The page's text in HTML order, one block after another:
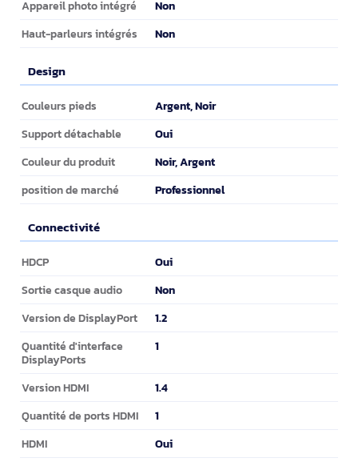
Appareil photo intégré Non
Haut-parleurs intégrés Non
Design
Design
Couleurs pieds Argent, Noir
Support détachable Oui
Couleur du produit Noir, Argent
position de marché Professionnel
Connectivité
Connectivité
HDCP Oui
Sortie casque audio Non
Version de DisplayPort 1.2
Quantité d'interface
DisplayPorts
1
Version HDMI 1.4
Quantité de ports HDMI 1
HDMI Oui